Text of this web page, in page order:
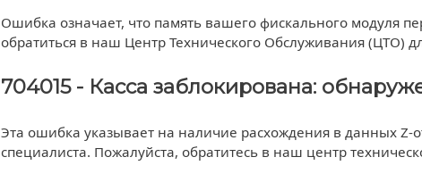
Ошибка означает, что память вашего фискального модуля
обратиться в наш Центр Технического Обслуживания (ЦТО)
704015 - Касса заблокирована:
Эта ошибка указывает на наличие расхождения в данных
специалиста. Пожалуйста, обратитесь в наш центр